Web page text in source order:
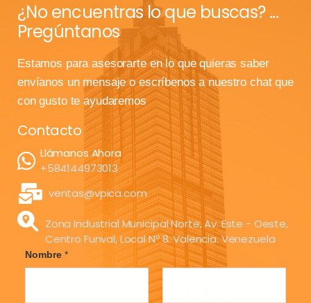
¿No encuentras lo que buscas? ...
Pregúntanos
Estamos para asesorarte en lo que quieras saber
envíanos un mensaje o escríbenos a nuestro chat que
con gusto te ayudaremos
Contacto
Llámanos Ahora
+584144973013
ventas@vpica.com
Zona Industrial Municipal Norte, Av. Este - Oeste,
Centro Funval, Local Nº 8. Valencia. Venezuela
Nombre *